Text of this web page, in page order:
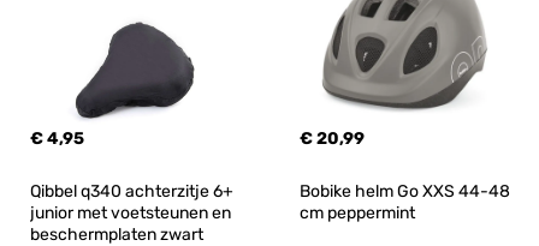
€ 4,95 € 20,99
Qibbel q340 achterzitje 6+
junior met voetsteunen en
beschermplaten zwart
Bobike helm Go XXS 44-48
cm peppermint